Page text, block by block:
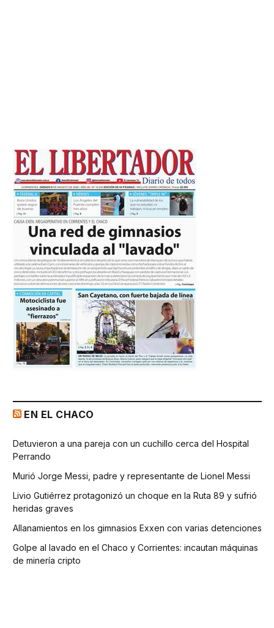
EN EL CHACO
Detuvieron a una pareja con un cuchillo cerca del Hospital
Perrando
Murió Jorge Messi, padre y representante de Lionel Messi
Livio Gutiérrez protagonizó un choque en la Ruta 89 y sufrió
heridas graves
Allanamientos en los gimnasios Exxen con varias detenciones
Golpe al lavado en el Chaco y Corrientes: incautan máquinas
de minería cripto